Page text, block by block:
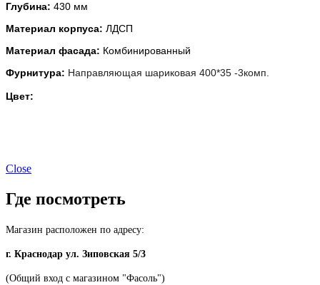
Глубина: 430 мм
Материал корпуса: ЛДСП
Материал фасада: Комбинированный
Фурнитура: Направляющая шариковая 400*35 -3комп.
Цвет:
Close
Где посмотреть
Магазин расположен по адресу:
г. Краснодар ул. Зиповская 5/3
(Общий вход с магазином "Фасоль")